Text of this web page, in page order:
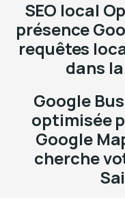
SEO local
présence
requêtes
dans la
Google
optimisée
Google
cherche